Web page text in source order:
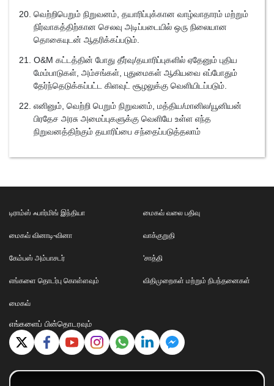
வெற்றிபெறும் நிறுவனம், தயாரிப்புக்கான வாழ்வாதாரம் மற்றும்
நிர்வாகத்திற்கான செலவு அடிப்படையில் ஒரு நிலையான
தொகையுடன் ஆதரிக்கப்படும்.
O&M கட்டத்தின் போது தீர்வு/தயாரிப்புகளில் ஏதேனும் புதிய
மேம்பாடுகள், அம்சங்கள், புதுமைகள் ஆகியவை எப்போதும்
தேர்ந்தெடுக்கப்பட்ட கிளவுட் சூழலுக்கு வெளியிடப்படும்.
எனினும், வெற்றி பெறும் நிறுவனம், மத்திய/மானில/யூனியன்
பிரதேச அரசு அமைப்புகளுக்கு வெளியே உள்ள எந்த
நிறுவனத்திற்கும் தயாரிப்பை சந்தைப்படுத்தலாம்
டிராம்ஸ் ஃபார்மிங் இந்தியா மைகவ் வலை பதிவு
மைகவ் வினாடி-வினா வாக்குறுதி
கேம்பஸ் அம்பாசடர் 'சாத்தி
எங்களை தொடர்பு கொள்ளவும் விதிமுறைகள் மற்றும் நிபந்தனைகள்
மைகவ்
எங்களைப் பின்தொடரவும்